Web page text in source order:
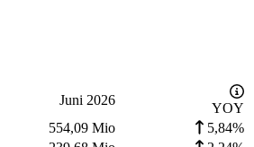
Juni 2026
YOY
554,09 Mio
5,84%